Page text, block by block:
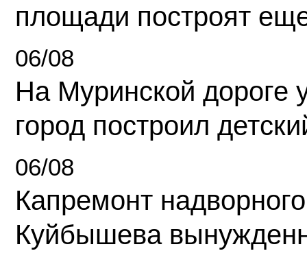
площади построят
06/08
На Муринской дороге
город построил
06/08
Капремонт
Куйбышева